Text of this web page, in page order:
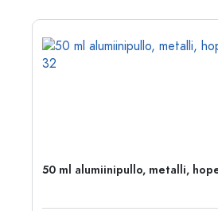
50 ml alumiinipullo, metalli,